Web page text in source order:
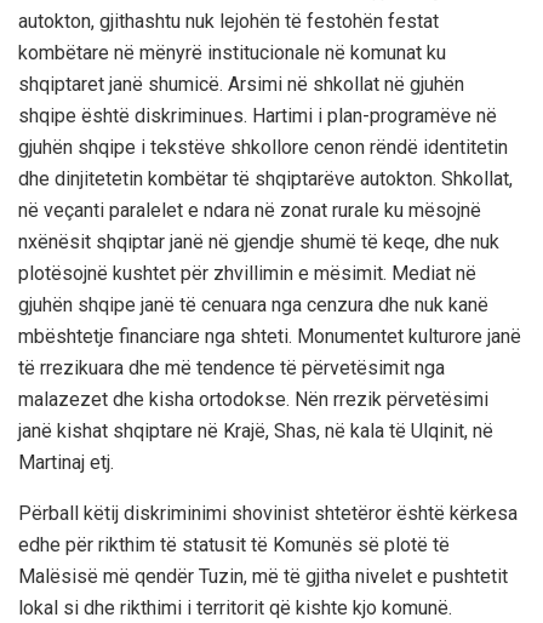
autokton, gjithashtu nuk lejohën të festohën festat
kombëtare në mënyrë institucionale në komunat ku
shqiptaret janë shumicë. Arsimi në shkollat në gjuhën
shqipe është diskriminues. Hartimi i plan-programëve në
gjuhën shqipe i tekstëve shkollore cenon rëndë identitetin
dhe dinjitetetin kombëtar të shqiptarëve autokton. Shkollat,
në veçanti paralelet e ndara në zonat rurale ku mësojnë
nxënësit shqiptar janë në gjendje shumë të keqe, dhe nuk
plotësojnë kushtet për zhvillimin e mësimit. Mediat në
gjuhën shqipe janë të cenuara nga cenzura dhe nuk kanë
mbështetje financiare nga shteti. Monumentet kulturore janë
të rrezikuara dhe më tendence të përvetësimit nga
malazezet dhe kisha ortodokse. Nën rrezik përvetësimi
janë kishat shqiptare në Krajë, Shas, në kala të Ulqinit, në
Martinaj etj.
Përball këtij diskriminimi shovinist shtetëror është kërkesa
edhe për rikthim të statusit të Komunës së plotë të
Malësisë më qendër Tuzin, më të gjitha nivelet e pushtetit
lokal si dhe rikthimi i territorit që kishte kjo komunë.